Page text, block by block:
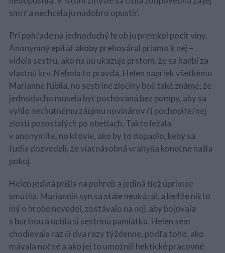
smrť a nechcela ju nadobro opustiť.
Pri pohľade na jednoduchý hrob ju premkol pocit viny.
Anonymný epitaf akoby prehováral priamo k nej –
videla sestru, ako na ňu ukazuje prstom, že sa hanbí za
vlastnú krv. Nebola to pravda, Helen napriek všetkému
Marianne ľúbila, no sestrine zločiny boli také známe, že
jednoducho musela byť pochovaná bez pompy, aby sa
vyhlo nechutnému záujmu novinárov či pochopiteľnej
zlosti pozostalých po obetiach. Takto ležala
v anonymite, no ktovie, ako by to dopadlo, keby sa
ľudia dozvedeli, že viacnásobná vrahyňa konečne našla
pokoj.
Helen jediná prišla na pohreb a jediná tiež úprimne
smútila. Mariannin syn sa stále neukázal, a keďže nikto
iný o hrobe nevedel, zostávalo na nej, aby bojovala
s burinou a uctila si sestrinu pamiatku. Helen sem
chodievala raz či dva razy týždenne, podľa toho, ako
mávala nočné a ako jej to umožnili hektické pracovné